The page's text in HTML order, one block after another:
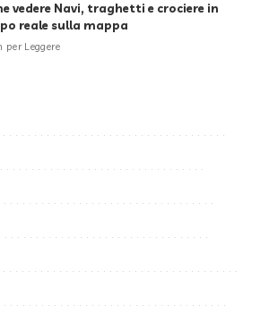
vedere Navi, traghetti e crociere in
reale sulla mappa
per Leggere